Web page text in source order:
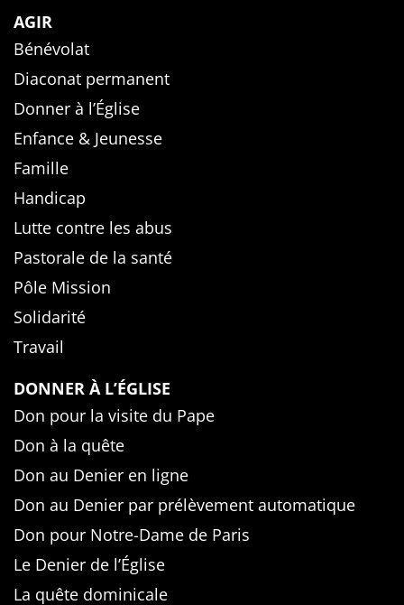
AGIR
Bénévolat
Diaconat permanent
Donner à l’Église
Enfance & Jeunesse
Famille
Handicap
Lutte contre les abus
Pastorale de la santé
Pôle Mission
Solidarité
Travail
DONNER À L’ÉGLISE
Don pour la visite du Pape
Don à la quête
Don au Denier en ligne
Don au Denier par prélèvement automatique
Don pour Notre-Dame de Paris
Le Denier de l’Église
La quête dominicale